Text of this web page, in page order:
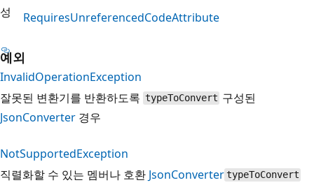
성
RequiresUnreferencedCodeAttribute
예외
InvalidOperationException
잘못된 변환기를 반환하도록 typeToConvert 구성된
JsonConverter 경우
NotSupportedException
직렬화할 수 있는 멤버나 호환 JsonConvertertypeToConvert